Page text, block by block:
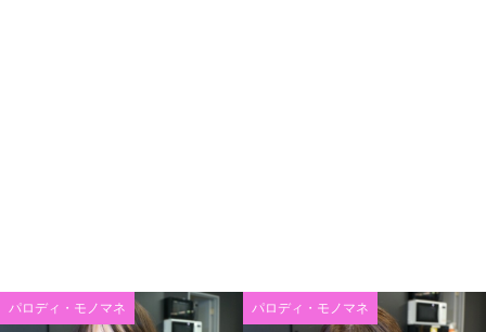
パロディ・モノマネ パロディ・モノマネ